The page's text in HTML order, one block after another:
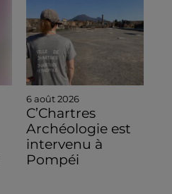
6 août 2026
C’Chartres
Archéologie est
intervenu à
Pompéi